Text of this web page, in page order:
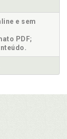
e sem
PDF;